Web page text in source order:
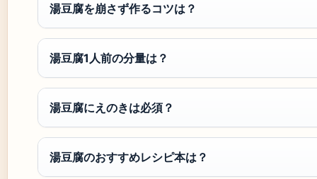
湯豆腐を崩さず作るコツは？
湯豆腐1人前の分量は？
湯豆腐にえのきは必須？
湯豆腐のおすすめレシピ本は？